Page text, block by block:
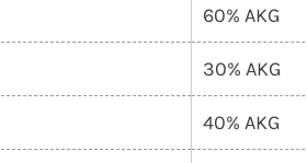
60% AKG
30% AKG
40% AKG